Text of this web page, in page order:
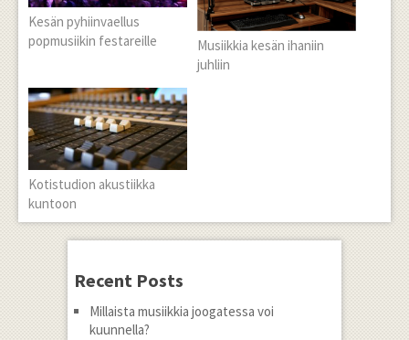
Kesän pyhiinvaellus
popmusiikin festareille
Musiikkia kesän ihaniin
juhliin
Kotistudion akustiikka
kuntoon
Recent Posts
Millaista musiikkia joogatessa voi
kuunnella?